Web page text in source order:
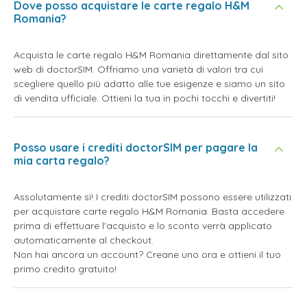
Dove posso acquistare le carte regalo H&M
Romania?
Acquista le carte regalo H&M Romania direttamente dal sito
web di doctorSIM. Offriamo una varietà di valori tra cui
scegliere quello più adatto alle tue esigenze e siamo un sito
di vendita ufficiale. Ottieni la tua in pochi tocchi e divertiti!
Posso usare i crediti doctorSIM per pagare la
mia carta regalo?
Assolutamente sì! I crediti doctorSIM possono essere utilizzati
per acquistare carte regalo H&M Romania. Basta accedere
prima di effettuare l'acquisto e lo sconto verrà applicato
automaticamente al checkout.
Non hai ancora un account? Creane uno ora e ottieni il tuo
primo credito gratuito!